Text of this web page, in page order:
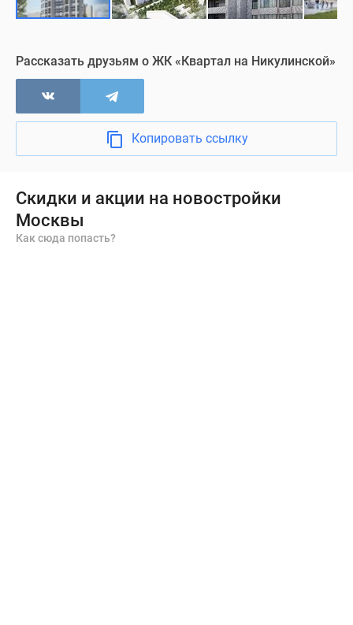
и
система
кондиционирования.
Входные
двери
оборудованы
Продажи
квартир
в
Рассказать друзьям о ЖК «Квартал на Никулинской»
Копировать ссылку
Скидки и акции на новостройки
Москвы
Как сюда попасть?